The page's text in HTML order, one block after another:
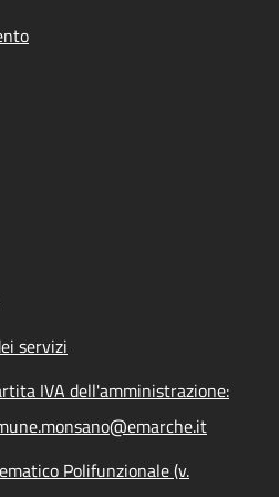
servizi
IVA dell'amministrazione:
Polifunzionale (v.